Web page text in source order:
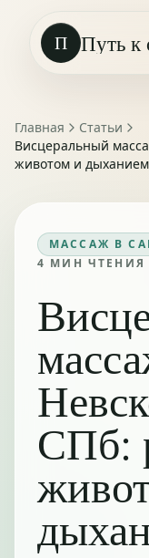
П Путь к
Главная
Статьи
Висцеральный
животом и дыханием
МАССАЖ В
4 МИН ЧТЕНИЯ
СПб: